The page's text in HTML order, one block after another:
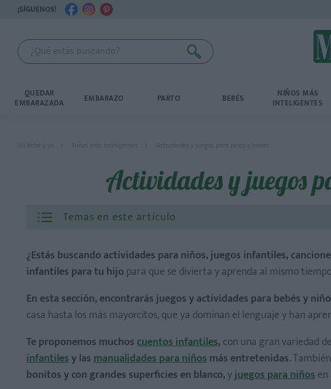
¡SÍGUENOS!
QUEDAR
EMBARAZADA EMBARAZO PARTO BEBÉS NIÑOS MÁS
INTELIGENTES
Mi bebé y yo Niños más inteligentes Actividades y juegos para niños y bebés
Actividades y juegos
Temas en este artículo
Canciones para aprender el abecedario
Canciones de animales
Canciones para aprender los números
Canciones en inglés para niños
Mozart para bebés
¿Estás buscando actividades para niños, juegos infantiles,
infantiles para tu hijo para que se divierta y aprenda al mismo
En esta sección, encontrarás juegos y actividades para bebés y
casa hasta los más mayorcitos, que ya dominan el lenguaje y han
Te proponemos muchoscuentos infantiles,con una gran variedad
infantilesy lasmanualidades para niñosmás entretenidas.
bonitos y con grandes superficies en blanco,yjuegos para niños